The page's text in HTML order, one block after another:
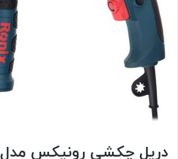
دریل چکشی رونیکس مدل ۲۲۱۰C